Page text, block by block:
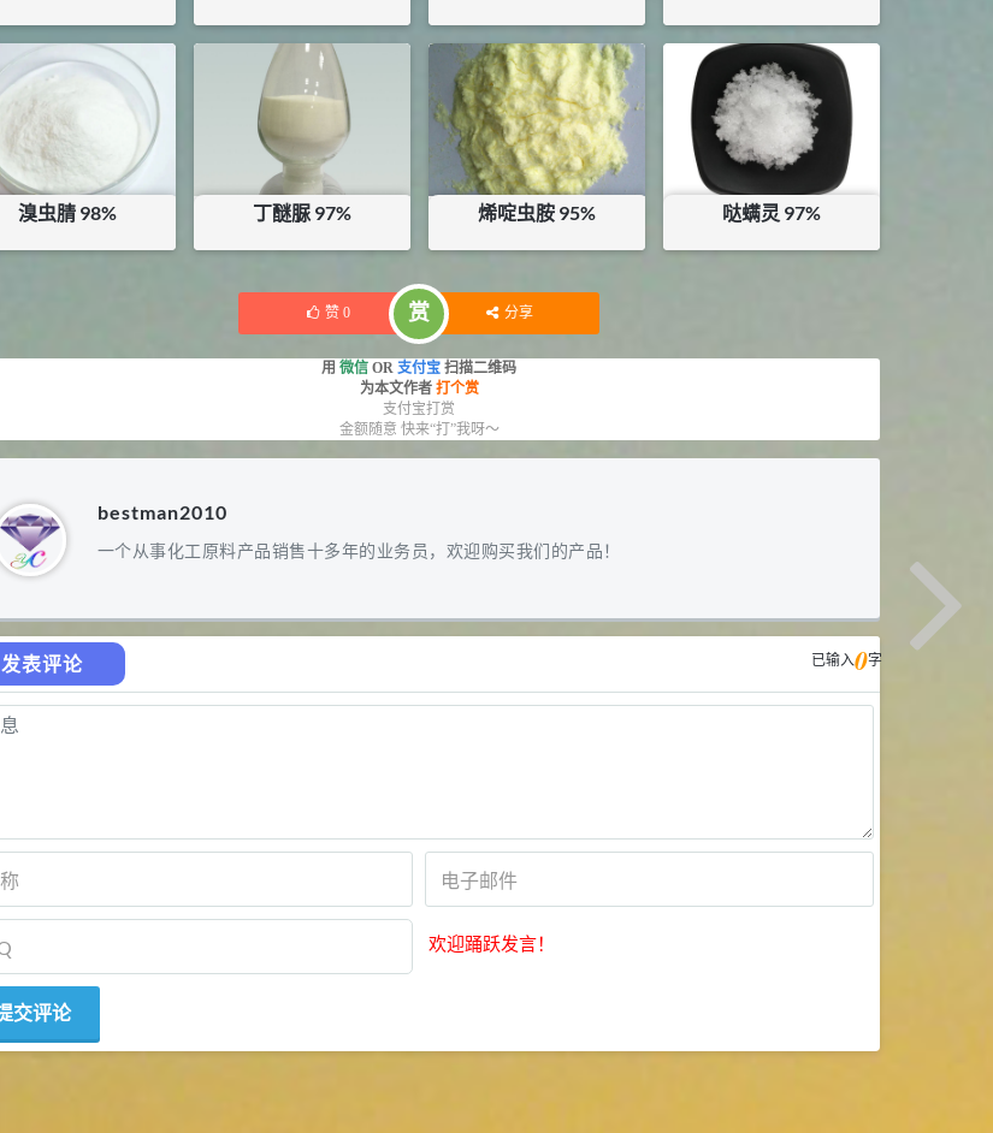
¥300
库存： 5 KG
¥179 ¥195
库存：100KG
¥220
库存：0.035
溴虫腈 98% 丁醚脲 97%
库存：39.99KG
烯啶虫胺 95%
库存：55.515KG
哒螨灵 97%
赞 0 赏 分享
用 微信 OR 支付宝 扫描二维码
为本文作者 打个赏
支付宝打赏
金额随意 快来“打”我呀～
bestman2010
一个从事化工原料产品销售十多年的业务员，欢迎购买我们的产品！
发表评论 已输入0字
欢迎踊跃发言！
抗氧剂BHT 99.5%
2021-05-25 食品添加剂原料
D-异抗坏血酸钠 98%
DL-蛋氨酸 99%
浏览量 - 1.48w